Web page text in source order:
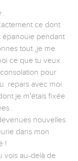
.
ce dont
épanouie pendant
tout ,je me
ce que tu veux .
pour
repars avec moi
je m'étais fixée
.
nouvelles
dans mon
!
vois au-delà de